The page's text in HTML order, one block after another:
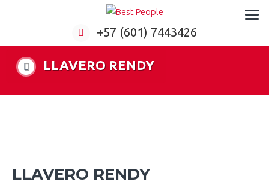
Formación virtual para empresas
+57 (601) 7443426
LLAVERO RENDY
LLAVERO RENDY